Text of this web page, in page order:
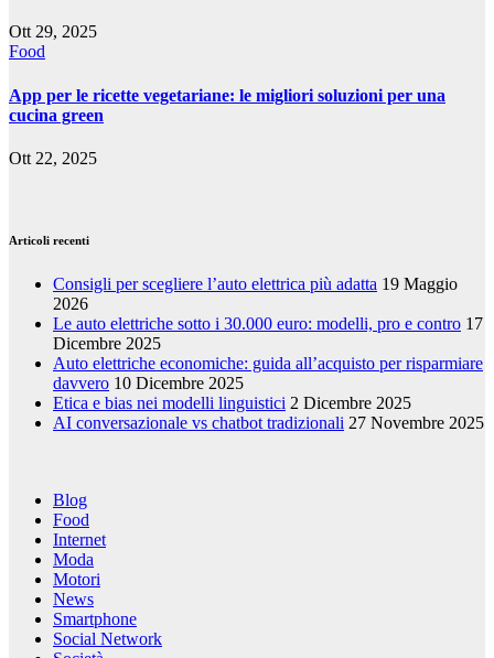
Ott 29, 2025
Food
App per le ricette vegetariane: le migliori soluzioni per una
cucina green
Ott 22, 2025
Articoli recenti
Consigli per scegliere l’auto elettrica più adatta 19 Maggio
2026
Le auto elettriche sotto i 30.000 euro: modelli, pro e contro 17
Dicembre 2025
Auto elettriche economiche: guida all’acquisto per risparmiare
davvero 10 Dicembre 2025
Etica e bias nei modelli linguistici 2 Dicembre 2025
AI conversazionale vs chatbot tradizionali 27 Novembre 2025
Blog
Food
Internet
Moda
Motori
News
Smartphone
Social Network